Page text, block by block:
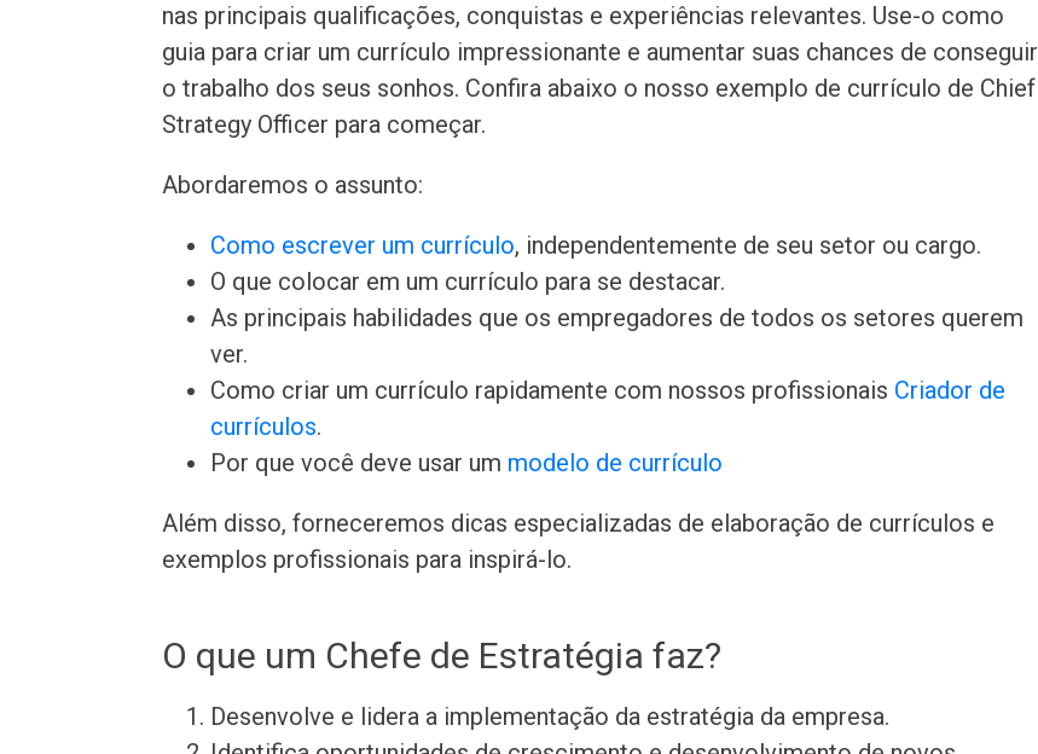
nas principais qualificações, conquistas e experiências relevantes. Use-o como
guia para criar um currículo impressionante e aumentar suas chances de conseguir
o trabalho dos seus sonhos. Confira abaixo o nosso exemplo de currículo de Chief
Strategy Officer para começar.
Abordaremos o assunto:
Como escrever um currículo, independentemente de seu setor ou cargo.
O que colocar em um currículo para se destacar.
As principais habilidades que os empregadores de todos os setores querem
ver.
Como criar um currículo rapidamente com nossos profissionais Criador de
currículos.
Por que você deve usar um modelo de currículo
Além disso, forneceremos dicas especializadas de elaboração de currículos e
exemplos profissionais para inspirá-lo.
O que um Chefe de Estratégia faz?
Desenvolve e lidera a implementação da estratégia da empresa.